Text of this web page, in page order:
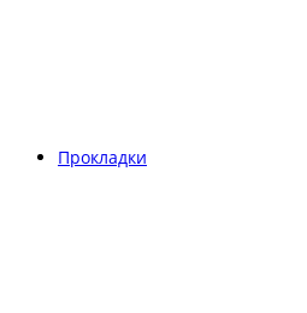
Прокладки